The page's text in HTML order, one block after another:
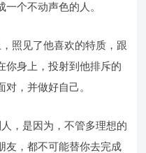
个不动声色的人。
照见了他喜欢的特质，跟
身上，投射到他排斥的
，并做好自己。
，是因为，不管多理想的
友，都不可能替你去完成